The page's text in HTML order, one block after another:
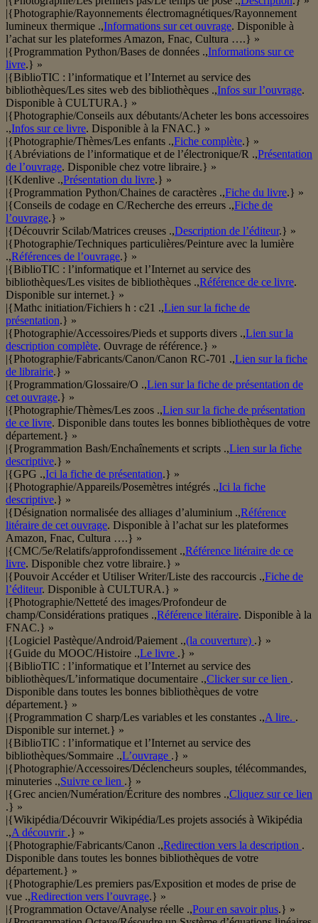
|{Photographie/Rayonnements électromagnétiques/Rayonnement
lumineux thermique .,Informations sur cet ouvrage. Disponible à
l’achat sur les plateformes Amazon, Fnac, Cultura ….} »
|{Programmation Python/Bases de données .,Informations sur ce
livre.} »
|{BiblioTIC : l’informatique et l’Internet au service des
bibliothèques/Les sites web des bibliothèques .,Infos sur l’ouvrage.
Disponible à CULTURA.} »
|{Photographie/Conseils aux débutants/Acheter les bons accessoires
.,Infos sur ce livre. Disponible à la FNAC.} »
|{Photographie/Thèmes/Les enfants .,Fiche complète.} »
|{Abréviations de l’informatique et de l’électronique/R .,Présentation
de l’ouvrage. Disponible chez votre libraire.} »
|{Kdenlive .,Présentation du livre.} »
|{Programmation Python/Chaines de caractères .,Fiche du livre.} »
|{Conseils de codage en C/Recherche des erreurs .,Fiche de
l’ouvrage.} »
|{Découvrir Scilab/Matrices creuses .,Description de l’éditeur.} »
|{Photographie/Techniques particulières/Peinture avec la lumière
.,Références de l’ouvrage.} »
|{BiblioTIC : l’informatique et l’Internet au service des
bibliothèques/Les visites de bibliothèques .,Référence de ce livre.
Disponible sur internet.} »
|{Mathc initiation/Fichiers h : c21 .,Lien sur la fiche de
présentation.} »
|{Photographie/Accessoires/Pieds et supports divers .,Lien sur la
description complète. Ouvrage de référence.} »
|{Photographie/Fabricants/Canon/Canon RC-701 .,Lien sur la fiche
de librairie.} »
|{Programmation/Glossaire/O .,Lien sur la fiche de présentation de
cet ouvrage.} »
|{Photographie/Thèmes/Les zoos .,Lien sur la fiche de présentation
de ce livre. Disponible dans toutes les bonnes bibliothèques de votre
département.} »
|{Programmation Bash/Enchaînements et scripts .,Lien sur la fiche
descriptive.} »
|{GPG .,Ici la fiche de présentation.} »
|{Photographie/Appareils/Posemètres intégrés .,Ici la fiche
descriptive.} »
|{Désignation normalisée des alliages d’aluminium .,Référence
litéraire de cet ouvrage. Disponible à l’achat sur les plateformes
Amazon, Fnac, Cultura ….} »
|{CMC/5e/Relatifs/approfondissement .,Référence litéraire de ce
livre. Disponible chez votre libraire.} »
|{Pouvoir Accéder et Utiliser Writer/Liste des raccourcis .,Fiche de
l’éditeur. Disponible à CULTURA.} »
|{Photographie/Netteté des images/Profondeur de
champ/Considérations pratiques .,Référence litéraire. Disponible à la
FNAC.} »
|{Logiciel Pastèque/Android/Paiement .,(la couverture) .} »
|{Guide du MOOC/Histoire .,Le livre .} »
|{BiblioTIC : l’informatique et l’Internet au service des
bibliothèques/L’informatique documentaire .,Clicker sur ce lien .
Disponible dans toutes les bonnes bibliothèques de votre
département.} »
|{Programmation C sharp/Les variables et les constantes .,A lire. .
Disponible sur internet.} »
|{BiblioTIC : l’informatique et l’Internet au service des
bibliothèques/Sommaire .,L’ouvrage .} »
|{Photographie/Accessoires/Déclencheurs souples, télécommandes,
minuteries .,Suivre ce lien .} »
|{Grec ancien/Numération/Écriture des nombres .,Cliquez sur ce lien
.} »
|{Wikipédia/Découvrir Wikipédia/Les projets associés à Wikipédia
.,A découvrir .} »
|{Photographie/Fabricants/Canon .,Redirection vers la description .
Disponible dans toutes les bonnes bibliothèques de votre
département.} »
|{Photographie/Les premiers pas/Exposition et modes de prise de
vue .,Redirection vers l’ouvrage.} »
|{Programmation Octave/Analyse réelle .,Pour en savoir plus.} »